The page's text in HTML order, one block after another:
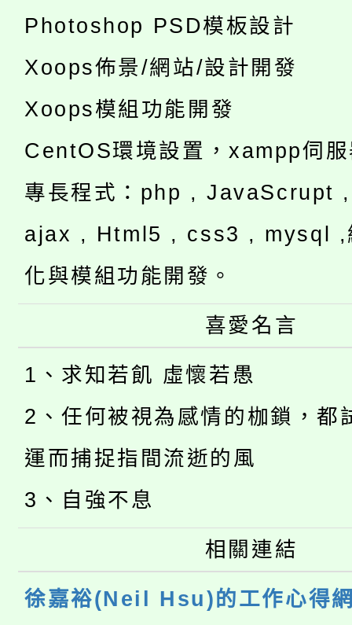
Photoshop PSD模板設計
Xoops佈景/網站/設計開發
Xoops模組功能開發
CentOS環境設置，xampp伺
專長程式：php , JavaScrupt
ajax , Html5 , css3 , mysql ,
化與模組功能開發。
喜愛名言
1、求知若飢 虛懷若愚
2、任何被視為感情的枷鎖，都
運而捕捉指間流逝的風
3、自強不息
相關連結
徐嘉裕(Neil Hsu)的工作心得